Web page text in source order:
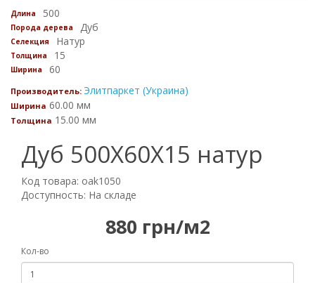
Длина 500
Порода дерева Дуб
Селекция Натур
Толщина 15
Ширина 60
Производитель: Элитпаркет (Украина)
Ширина 60.00 мм
Толщина 15.00 мм
Дуб 500Х60Х15 натур
Код товара: oak1050
Доступность: На складе
880 грн/м2
Кол-во